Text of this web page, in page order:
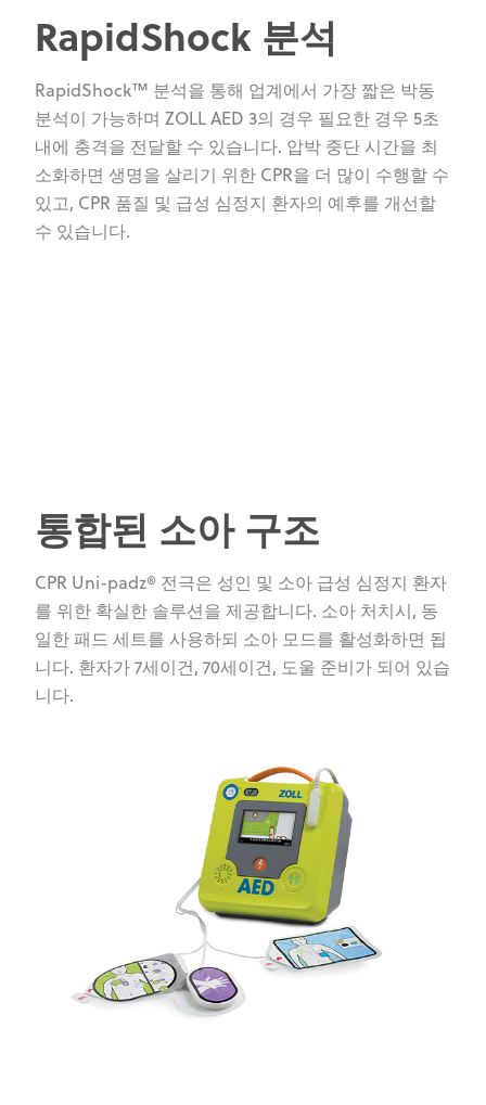
RapidShock 분석
RapidShock™ 분석을 통해 업계에서 가장 짧은 박동
분석이 가능하며 ZOLL AED 3의 경우 필요한 경우 5초
내에 충격을 전달할 수 있습니다. 압박 중단 시간을 최
소화하면 생명을 살리기 위한 CPR을 더 많이 수행할 수
있고, CPR 품질 및 급성 심정지 환자의 예후를 개선할
수 있습니다.
통합된 소아 구조
CPR Uni-padz® 전극은 성인 및 소아 급성 심정지 환자
를 위한 확실한 솔루션을 제공합니다. 소아 처치시, 동
일한 패드 세트를 사용하되 소아 모드를 활성화하면 됩
니다. 환자가 7세이건, 70세이건, 도울 준비가 되어 있습
니다.